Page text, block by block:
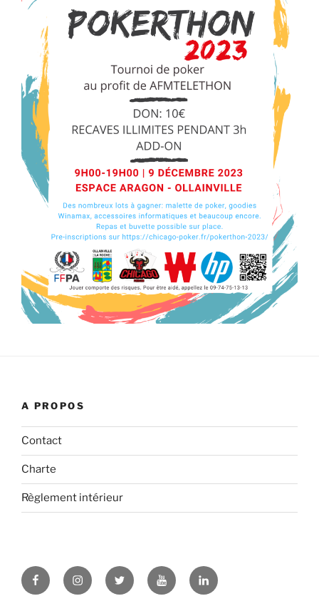
A PROPOS
Contact
Charte
Règlement intérieur
FacebookInstagramTwitter YouTubeLinkedIn